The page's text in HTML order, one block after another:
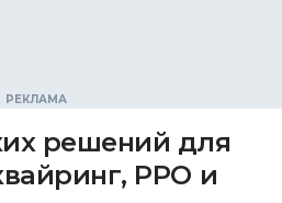
решений для
РРО и